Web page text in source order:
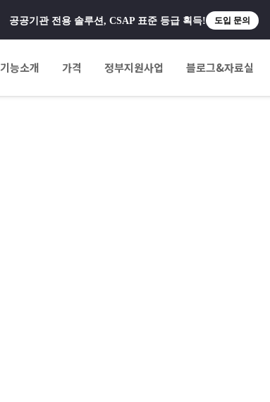
공공기관 전용 솔루션, CSAP 표준 등급 획득! 도입 문의
기능소개 가격 정부지원사업 블로그&자료실